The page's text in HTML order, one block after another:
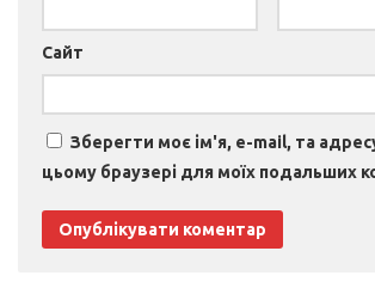
Сайт
Зберегти моє ім'я, e-mail, та
цьому браузері для моїх подальших